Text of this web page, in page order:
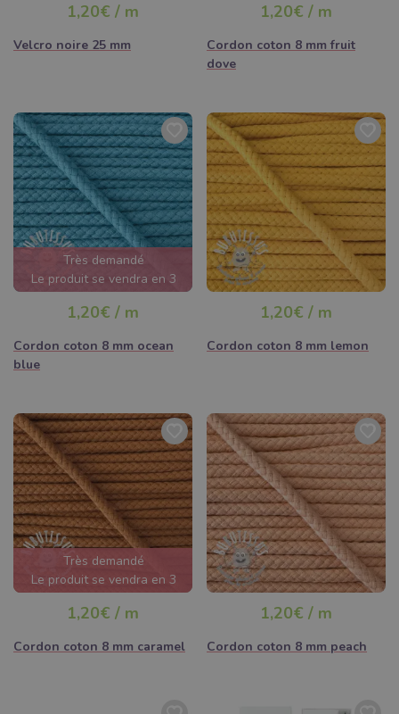
1,20€ / m
Velcro noire 25 mm
1,20€ / m
Cordon coton 8 mm fruit
dove
Très demandé
Le produit se vendra en 3
1,20€ / m
Cordon coton 8 mm ocean
blue
1,20€ / m
Cordon coton 8 mm lemon
Très demandé
Le produit se vendra en 3
1,20€ / m
Cordon coton 8 mm caramel
1,20€ / m
Cordon coton 8 mm peach